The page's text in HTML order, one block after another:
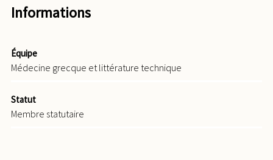
Informations
Équipe
Médecine grecque et littérature technique
Statut
Membre statutaire